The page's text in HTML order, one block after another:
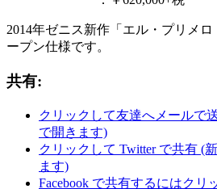
2014年ゼニス新作「エル・プリメ
ープン仕様です。
共有:
クリックして友達へメールで
で開きます)
クリックして Twitter で共有 (
ます)
Facebook で共有するにはクリ